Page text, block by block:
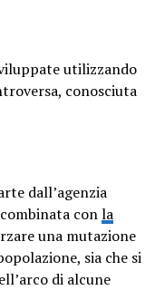
utilizzando
conosciuta
dall’agenzia
conla
una mutazione
sia che si
di alcune